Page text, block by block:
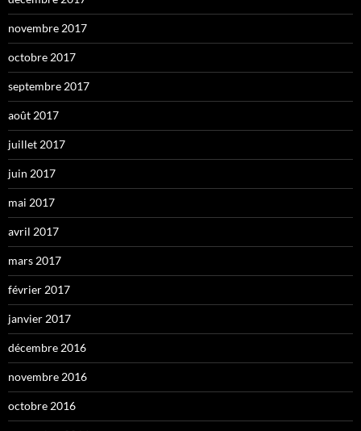
novembre 2017
octobre 2017
septembre 2017
août 2017
juillet 2017
juin 2017
mai 2017
avril 2017
mars 2017
février 2017
janvier 2017
décembre 2016
novembre 2016
octobre 2016